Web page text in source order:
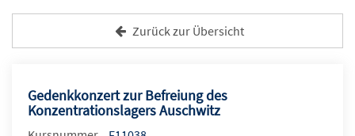
Zurück zur Übersicht
Gedenkkonzert zur Befreiung des
Konzentrationslagers Auschwitz